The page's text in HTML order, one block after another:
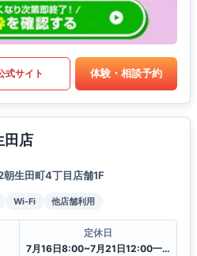
式サイト 体験・相談予約
田店
生田町4丁目店舗1F
Wi-Fi 他店舗利用
定休日
7月16日8:00~7月21日12:00一時閉館中